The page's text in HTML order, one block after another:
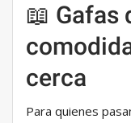
📖 Gafas
cerca
Para quienes